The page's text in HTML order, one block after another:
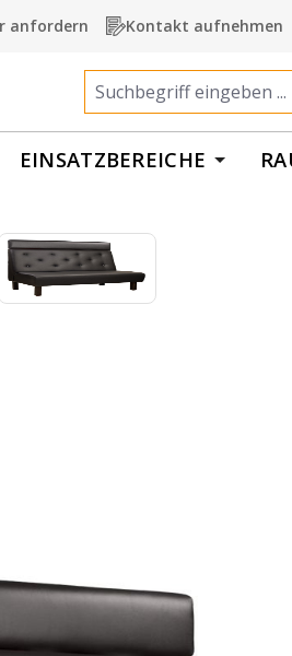
anfordern Kontakt aufnehmen
EINSATZBEREICHE